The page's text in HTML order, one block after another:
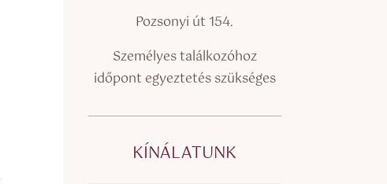
Pozsonyi út 154.
Személyes találkozóhoz
időpont egyeztetés szükséges
KÍNÁLATUNK